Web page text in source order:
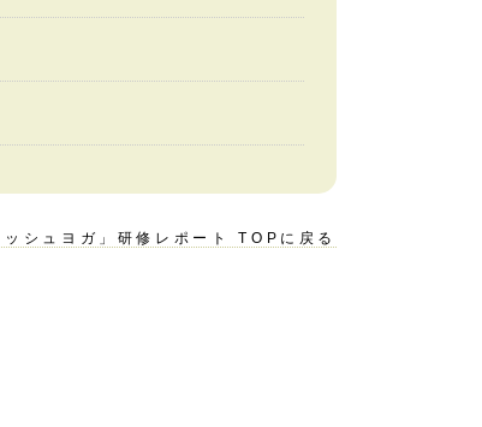
シュヨガ」研修レポート TOPに戻る